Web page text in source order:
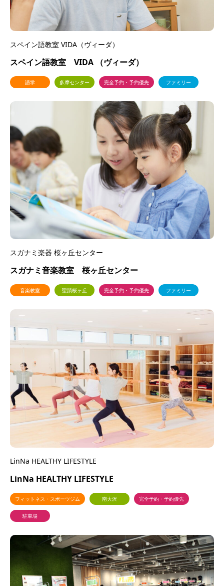
スペイン語教室 VIDA（ヴィーダ）
スペイン語教室 VIDA （ヴィーダ）
語学 多摩センター 完全予約・予約優先 ファミリー
スガナミ楽器 桜ヶ丘センター
スガナミ音楽教室 桜ヶ丘センター
音楽教室 聖蹟桜ヶ丘 完全予約・予約優先 ファミリー
LinNa HEALTHY LIFESTYLE
LinNa HEALTHY LIFESTYLE
フィットネス・スポーツジム 南大沢 完全予約・予約優先
駐車場